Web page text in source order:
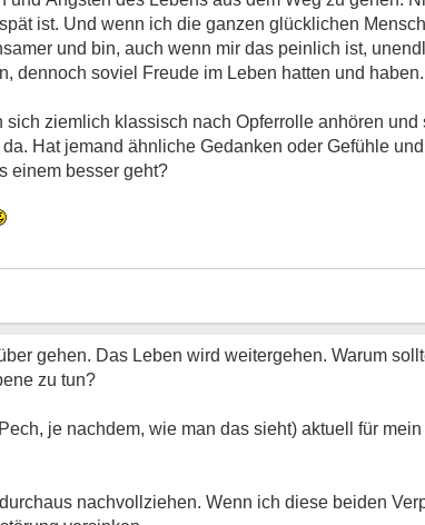
ist. Und wenn ich die ganzen glücklichen
und bin, auch wenn mir das peinlich ist,
dennoch soviel Freude im Leben hatten und haben.
sich ziemlich klassisch nach Opferrolle anhören
Hat jemand ähnliche Gedanken oder Gefühle
einem besser geht?
gehen. Das Leben wird weitergehen. Warum
zu tun?
je nachdem, wie man das sieht) aktuell für
nachvollziehen. Wenn ich diese beiden